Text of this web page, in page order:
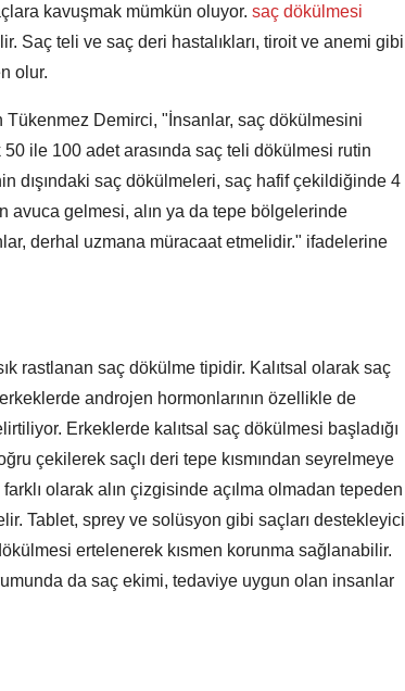
kavuşmak mümkün oluyor. saç dökülmesi
Saç teli ve saç deri hastalıkları, tiroit ve anemi gibi
olur.
Tükenmez Demirci, "İnsanlar, saç dökülmesini
50 ile 100 adet arasında saç teli dökülmesi rutin
dışındaki saç dökülmeleri, saç hafif çekildiğinde 4
avuca gelmesi, alın ya da tepe bölgelerinde
derhal uzmana müracaat etmelidir." ifadelerine
rastlanan saç dökülme tipidir. Kalıtsal olarak saç
androjen hormonlarının özellikle de
Erkeklerde kalıtsal saç dökülmesi başladığı
çekilerek saçlı deri tepe kısmından seyrelmeye
olarak alın çizgisinde açılma olmadan tepeden
Tablet, sprey ve solüsyon gibi saçları destekleyici
ertelenerek kısmen korunma sağlanabilir.
da saç ekimi, tedaviye uygun olan insanlar